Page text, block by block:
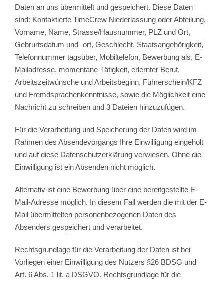
Daten an uns übermittelt und gespeichert. Diese Daten
sind: Kontaktierte TimeCrew Niederlassung oder Abteilung,
Vorname, Name, Strasse/Hausnummer, PLZ und Ort,
Gebrurtsdatum und -ort, Geschlecht, Staatsangehörigkeit,
Telefonnummer tagsüber, Mobiltelefon, Bewerbung als, E-
Mailadresse, momentane Tätigkeit, erlernter Beruf,
Arbeitszeitwünsche und Arbeitsbeginn, Führerschein/KFZ
und Fremdsprachenkenntnisse, sowie die Möglichkeit eine
Nachricht zu schreiben und 3 Dateien hinzuzufügen.
Für die Verarbeitung und Speicherung der Daten wird im
Rahmen des Absendevorgangs Ihre Einwilligung eingeholt
und auf diese Datenschutzerklärung verwiesen. Ohne die
Einwilligung ist ein Absenden nicht möglich.
Alternativ ist eine Bewerbung über eine bereitgestellte E-
Mail-Adresse möglich. In diesem Fall werden die mit der E-
Mail übermittelten personenbezogenen Daten des
Absenders gespeichert und verarbeitet.
Rechtsgrundlage für die Verarbeitung der Daten ist bei
Vorliegen einer Einwilligung des Nutzers §26 BDSG und
Art. 6 Abs. 1 lit. a DSGVO. Rechtsgrundlage für die